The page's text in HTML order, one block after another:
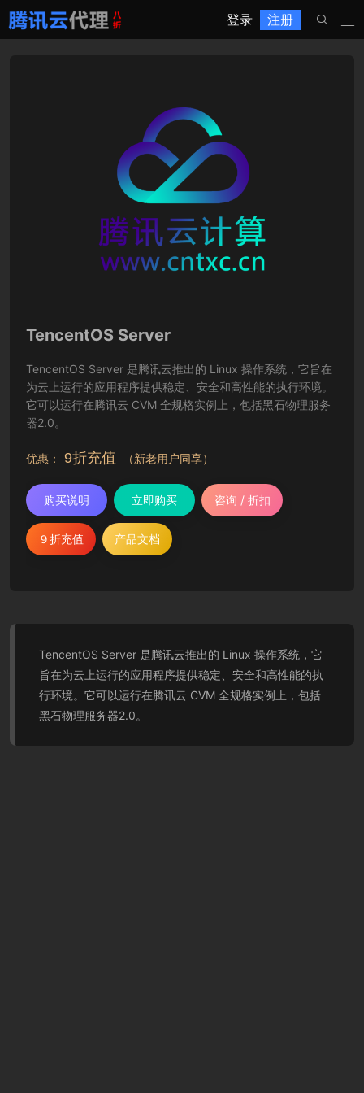
登录 注册 

TencentOS Server
TencentOS Server 是腾讯云推出的 Linux 操作系统，它旨在
为云上运行的应用程序提供稳定、安全和高性能的执行环境。
它可以运行在腾讯云 CVM 全规格实例上，包括黑石物理服务
器2.0。
优惠： 9折充值 （新老用户同享）
购买说明 立即购买 咨询 / 折扣
９折充值 产品文档
TencentOS Server 是腾讯云推出的 Linux 操作系统，它
旨在为云上运行的应用程序提供稳定、安全和高性能的执
行环境。它可以运行在腾讯云 CVM 全规格实例上，包括
黑石物理服务器2.0。